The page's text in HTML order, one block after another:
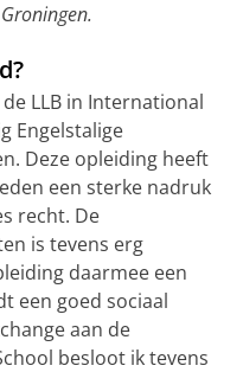
LLB in International
Engelstalige
Deze opleiding heeft
een sterke nadruk
recht. De
is tevens erg
daarmee een
een goed sociaal
aan de
besloot ik tevens